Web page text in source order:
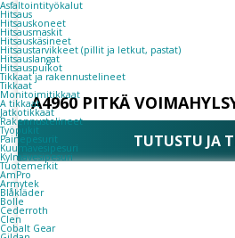
Asfaltointityökalut
Hitsaus
Hitsauskoneet
Hitsausmaskit
Hitsauskäsineet
Hitsaustarvikkeet (pillit ja letkut, pastat)
Hitsauslangat
Hitsauspuikot
Tikkaat ja rakennustelineet
Tikkaat
Monitoimitikkaat
A tikkaat
Jatkotikkaat
Rakennustelineet
Työpukit
Painepesurit
Kuumavesipesuri
Kylmävesipesuri
Tuotemerkit
AmPro
Armytek
Blåkläder
Bolle
Cederroth
Clen
Cobalt Gear
A4960 PITKÄ
TUTUSTU JA